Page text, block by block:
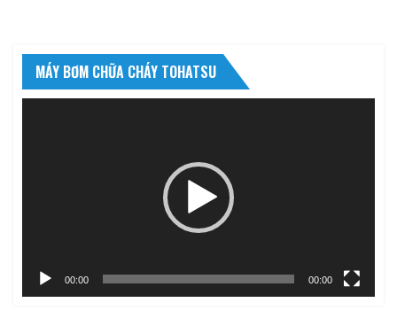
MÁY BƠM CHỮA CHÁY TOHATSU
00:00 00:00